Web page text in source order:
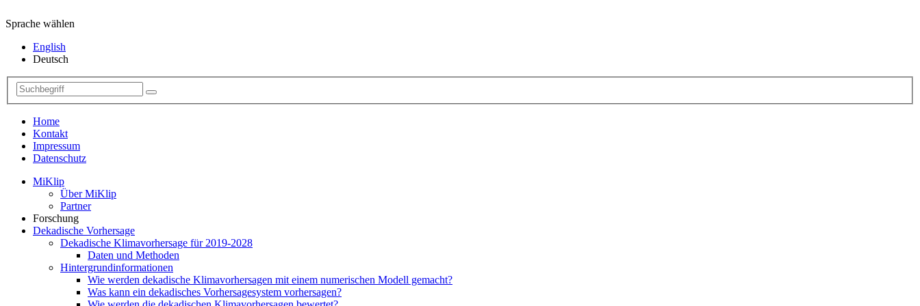
Sprache wählen
English
Deutsch
Home
Kontakt
Impressum
Datenschutz
MiKlip
Über MiKlip
Partner
Forschung
Dekadische Vorhersage
Dekadische Klimavorhersage für 2019-2028
Daten und Methoden
Hintergrundinformationen
Wie werden dekadische Klimavorhersagen mit einem numerischen Modell gemacht?
Was kann ein dekadisches Vorhersagesystem vorhersagen?